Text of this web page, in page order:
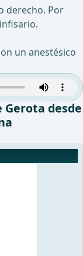
derecho. Por
un anestésico
Gerota desde